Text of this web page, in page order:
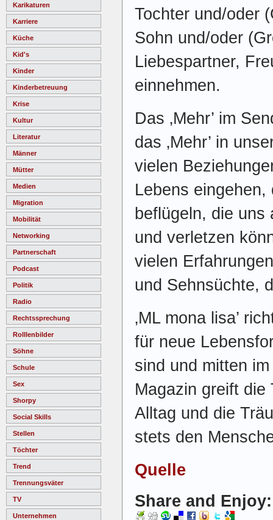
Karikaturen
Karriere
Küche
Kid's
Kinder
Kinderbetreuung
Krise
Kultur
Literatur
Männer
Mütter
Medien
Migration
Mobilität
Networking
Partnerschaft
Podcast
Politik
Radio
Rechtssprechung
Rolllenbilder
Söhne
Schule
Sex
Shorpy
Social Skills
Stellen
Töchter
Trend
Trennungsväter
TV
Unternehmen
Tochter und/oder
Sohn und/oder
Liebespartner,
einnehmen.
Das ‚Mehr’ im
das ‚Mehr’ in
vielen
Lebens
beflügeln, die uns
und verletzen
vielen
und Sehnsüchte,
‚ML mona lisa’
für neue
sind und mitten
Magazin greift die
Alltag und die
stets den
Quelle
Share and Enjoy: